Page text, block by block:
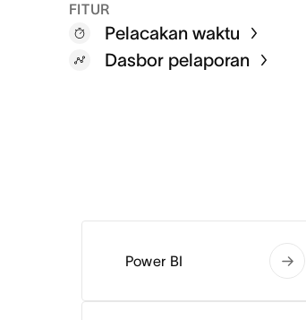
FITUR
Pelacakan waktu
Dasbor pelaporan
Power BI